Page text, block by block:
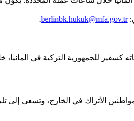
berlinbk.hukuk@mfa.gov.tr
.
كسفير للجمهورية التركية في المانيا،
الأتراك في الخارج، وتسعى إلى